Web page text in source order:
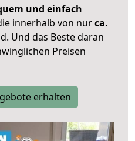
und einfach
innerhalb von nurca.
Und das Beste daran
Preisen
erhalten